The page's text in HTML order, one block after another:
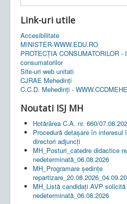
Link-uri utile
Accesibilitate
MINISTER-WWW.EDU.RO
PROTECȚIA CONSUMATORILOR
consumatorilor
Site-uri web unitati
CJRAE Mehedinți
C.C.D. Mehedinţi -
Noutati ISJ MH
Hotărârea C.A. nr. 660/
Procedură detașare în interesul
directori adjuncți
MH_Posturi_catedre didactice
nedeterminată_06.08.2026
MH_Programare ședințe
MH_Listă candidați AVP
nedeterminată_06.08.2026